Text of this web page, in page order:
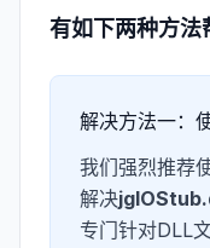
有如下两种方法
解决方法一：
我们强烈推荐
解决
专门针对DLL